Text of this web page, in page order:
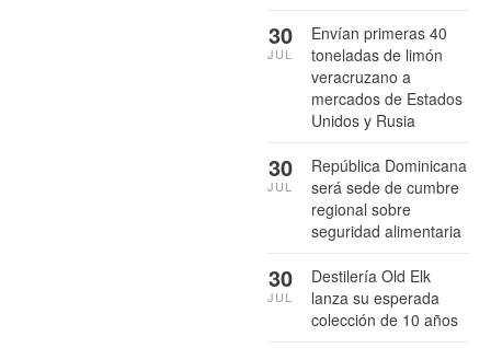
Envían primeras 40
toneladas de limón
veracruzano a
mercados de Estados
Unidos y Rusia
30
JUL
República Dominicana
será sede de cumbre
regional sobre
seguridad alimentaria
30
JUL
Destilería Old Elk
lanza su esperada
colección de 10 años
30
JUL